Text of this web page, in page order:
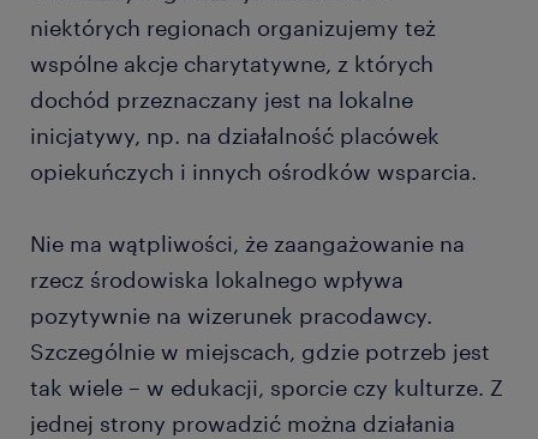
niektórych regionach organizujemy też
wspólne akcje charytatywne, z których
dochód przeznaczany jest na lokalne
inicjatywy, np. na działalność placówek
opiekuńczych i innych ośrodków wsparcia.
Nie ma wątpliwości, że zaangażowanie na
rzecz środowiska lokalnego wpływa
pozytywnie na wizerunek pracodawcy.
Szczególnie w miejscach, gdzie potrzeb jest
tak wiele – w edukacji, sporcie czy kulturze. Z
jednej strony prowadzić można działania